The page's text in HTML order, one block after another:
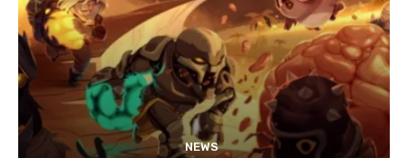
NEWS